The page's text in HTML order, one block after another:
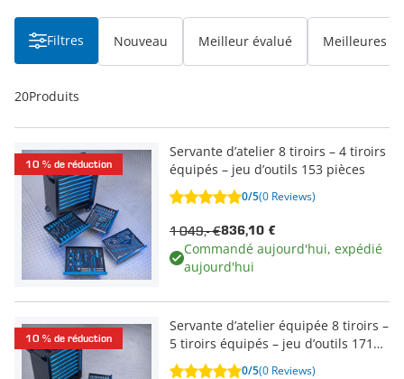
Filtres Nouveau Meilleur évalué Meilleures
20Produits
10 % de réduction
Servante d’atelier 8 tiroirs – 4 tiroirs
équipés – jeu d’outils 153 pièces
0/5(0 Reviews)
836,10 €
1 049,- €
Commandé aujourd'hui, expédié
aujourd'hui
10 % de réduction
Servante d’atelier équipée 8 tiroirs –
5 tiroirs équipés – jeu d’outils 171
pièces
0/5(0 Reviews)